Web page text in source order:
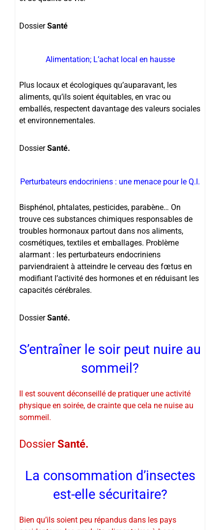
DossierSanté
Alimentation; L’achat local en hausse
Plus locaux et écologiques qu’auparavant, les
aliments, qu’ils soient équitables, en vrac ou
emballés, respectent davantage des valeurs sociales
et environnementales.
DossierSanté.
Perturbateurs endocriniens : une menace pour le Q.I.
Bisphénol, phtalates, pesticides, parabène… On
trouve ces substances chimiques responsables de
troubles hormonaux partout dans nos aliments,
cosmétiques, textiles et emballages. Problème
alarmant : les perturbateurs endocriniens
parviendraient à atteindre le cerveau des fœtus en
modifiant l’activité des hormones et en réduisant les
capacités cérébrales.
DossierSanté.
S’entraîner le soir peut nuire au
sommeil?
Il est souvent déconseillé de pratiquer une activité
physique en soirée, de crainte que cela ne nuise au
sommeil.
DossierSanté.
La consommation d’insectes
est-elle sécuritaire?
Bien qu’ils soient peu répandus dans les pays